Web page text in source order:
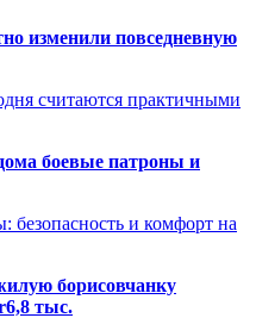
изменили повседневную
считаются практичными
боевые патроны и
безопасность и комфорт на
борисовчанку
тыс.